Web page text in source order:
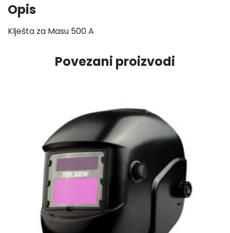
Opis
Klješta za Masu 500 A
Povezani proizvodi